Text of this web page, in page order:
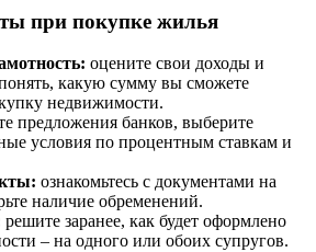
при покупке жилья
оцените свои доходы и
какую сумму вы сможете
недвижимости.
предложения банков, выберите
условия по процентным ставкам и
ознакомьтесь с документами на
наличие обременений.
решите заранее, как будет оформлено
– на одного или обоих супругов.